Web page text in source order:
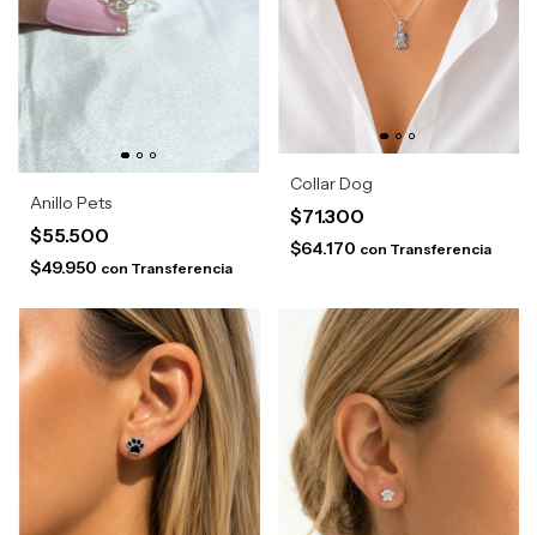
Anillo Pets
$55.500
$49.950 con Transferencia
Collar Dog
$71.300
$64.170 con Transferencia